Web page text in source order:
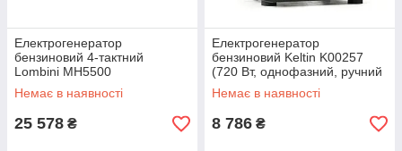
Електрогенератор
бензиновий 4-тактний
Lombini MH5500
(електростартер, 1 фаза, 2.8
кв, 15 л)
Немає в наявності
25 578 ₴
Електрогенератор
бензиновий Keltin K00257
(720 Вт, однофазний, ручний
запуск, Польща)
Немає в наявності
8 786 ₴